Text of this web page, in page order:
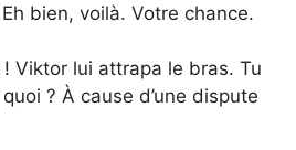
bien, voilà. Votre chance.
Viktor lui attrapa le bras. Tu
? À cause d’une dispute